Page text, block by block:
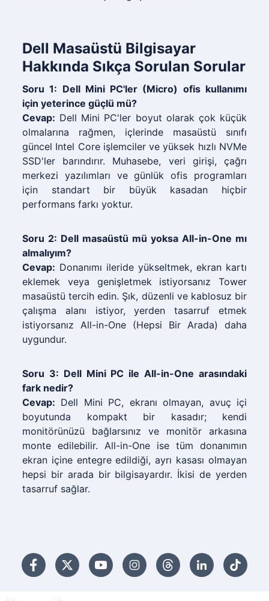
Dell Masaüstü Bilgisayar
Hakkında Sıkça Sorulan Sorular
Soru 1: Dell Mini PC'ler (Micro) ofis kullanımı
için yeterince güçlü mü?
Cevap: Dell Mini PC'ler boyut olarak çok küçük
olmalarına rağmen, içlerinde masaüstü sınıfı
güncel Intel Core işlemciler ve yüksek hızlı NVMe
SSD'ler barındırır. Muhasebe, veri girişi, çağrı
merkezi yazılımları ve günlük ofis programları
için standart bir büyük kasadan hiçbir
performans farkı yoktur.
Soru 2: Dell masaüstü mü yoksa All-in-One mı
almalıyım?
Cevap: Donanımı ileride yükseltmek, ekran kartı
eklemek veya genişletmek istiyorsanız Tower
masaüstü tercih edin. Şık, düzenli ve kablosuz bir
çalışma alanı istiyor, yerden tasarruf etmek
istiyorsanız All-in-One (Hepsi Bir Arada) daha
uygundur.
Soru 3: Dell Mini PC ile All-in-One arasındaki
fark nedir?
Cevap: Dell Mini PC, ekranı olmayan, avuç içi
boyutunda kompakt bir kasadır; kendi
monitörünüzü bağlarsınız ve monitör arkasına
monte edilebilir. All-in-One ise tüm donanımın
ekran içine entegre edildiği, ayrı kasası olmayan
hepsi bir arada bir bilgisayardır. İkisi de yerden
tasarruf sağlar.